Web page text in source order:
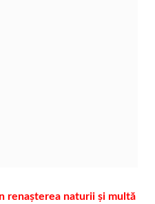
renașterea naturii și multă